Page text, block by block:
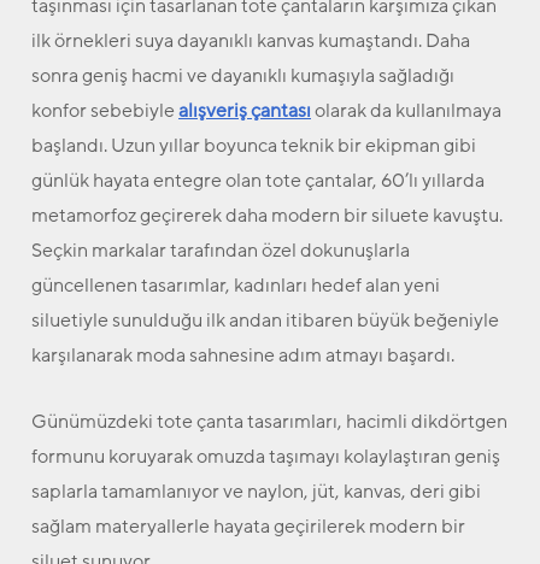
taşınması için tasarlanan tote çantaların karşımıza çıkan
ilk örnekleri suya dayanıklı kanvas kumaştandı. Daha
sonra geniş hacmi ve dayanıklı kumaşıyla sağladığı
konfor sebebiylealışveriş çantasıolarak da kullanılmaya
başlandı. Uzun yıllar boyunca teknik bir ekipman gibi
günlük hayata entegre olan tote çantalar, 60’lı yıllarda
metamorfoz geçirerek daha modern bir siluete kavuştu.
Seçkin markalar tarafından özel dokunuşlarla
güncellenen tasarımlar, kadınları hedef alan yeni
siluetiyle sunulduğu ilk andan itibaren büyük beğeniyle
karşılanarak moda sahnesine adım atmayı başardı.
Günümüzdeki tote çanta tasarımları, hacimli dikdörtgen
formunu koruyarak omuzda taşımayı kolaylaştıran geniş
saplarla tamamlanıyor ve naylon, jüt, kanvas, deri gibi
sağlam materyallerle hayata geçirilerek modern bir